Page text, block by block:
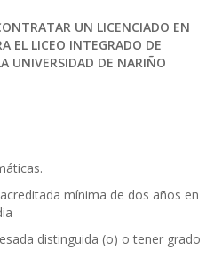
UN LICENCIADO EN
EL LICEO INTEGRADO DE
UNIVERSIDAD DE NARIÑO
mínima de dos años en
distinguida (o) o tener grado